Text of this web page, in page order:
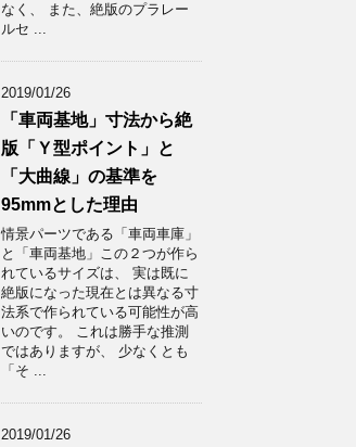
なく、 また、絶版のプラレー
ルセ ...
2019/01/26
「車両基地」寸法から絶
版「Ｙ型ポイント」と
「大曲線」の基準を
95mmとした理由
情景パーツである「車両車庫」
と「車両基地」この２つが作ら
れているサイズは、 実は既に
絶版になった現在とは異なる寸
法系で作られている可能性が高
いのです。 これは勝手な推測
ではありますが、 少なくとも
「そ ...
2019/01/26